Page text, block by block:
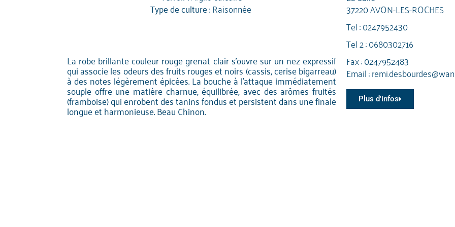
Type de culture :Raisonnée
La robe brillante couleur rouge grenat clair s'ouvre sur un nez expressif
qui associe les odeurs des fruits rouges et noirs (cassis, cerise bigarreau)
à des notes légèrement épicées. La bouche à l'attaque immédiatement
souple offre une matière charnue, équilibrée, avec des arômes fruités
(framboise) qui enrobent des tanins fondus et persistent dans une finale
longue et harmonieuse. Beau Chinon.
37220 AVON-LES-ROCHES
Tel :0247952430
Tel 2 :0680302716
Fax : 0247952483
Email :
Plus d'infos